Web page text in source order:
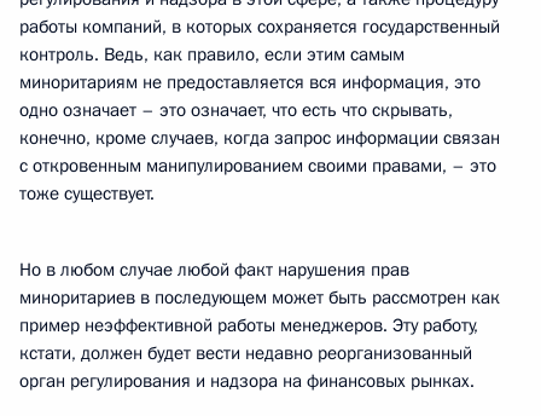
работы компаний, в которых сохраняется государственный
контроль. Ведь, как правило, если этим самым
миноритариям не предоставляется вся информация, это
одно означает – это означает, что есть что скрывать,
конечно, кроме случаев, когда запрос информации связан
с откровенным манипулированием своими правами, – это
тоже существует.
Но в любом случае любой факт нарушения прав
миноритариев в последующем может быть рассмотрен как
пример неэффективной работы менеджеров. Эту работу,
кстати, должен будет вести недавно реорганизованный
орган регулирования и надзора на финансовых рынках.